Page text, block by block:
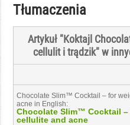
Tłumaczenia
Artykuł "Koktajl
cellulit i trądzik" w
Chocolate Slim™ Cocktail – for
acne in English:
Chocolate Slim™ Cocktail
cellulite and acne